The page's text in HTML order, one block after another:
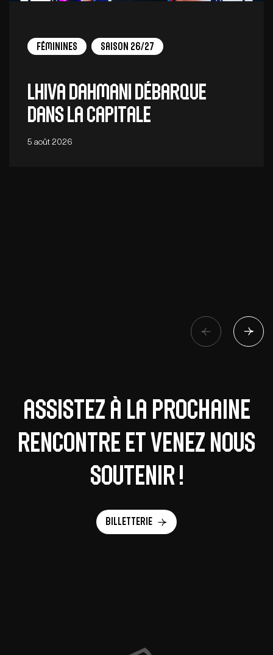
Féminines Saison 26/27
Lhiva Dahmani débarque
dans la capitale
5 août 2026
Assistez à la prochaine
rencontre et venez nous
soutenir !
Billetterie